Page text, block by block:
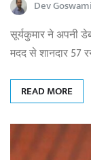
Dev Goswami
सूर्यकुमार ने अपनी
मदद से शानदार 57
READ MORE